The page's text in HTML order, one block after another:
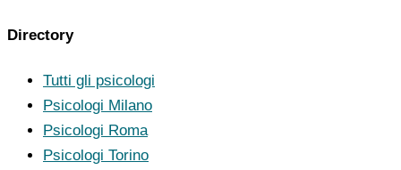
Directory
Tutti gli psicologi
Psicologi Milano
Psicologi Roma
Psicologi Torino